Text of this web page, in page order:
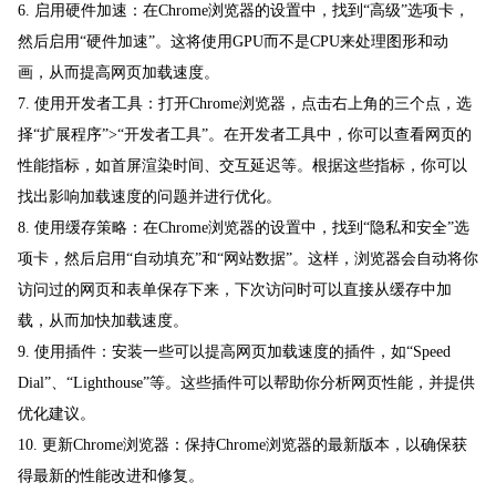
6. 启用硬件加速：在Chrome浏览器的设置中，找到“高级”选项卡，
然后启用“硬件加速”。这将使用GPU而不是CPU来处理图形和动
画，从而提高网页加载速度。
7. 使用开发者工具：打开Chrome浏览器，点击右上角的三个点，选
择“扩展程序”>“开发者工具”。在开发者工具中，你可以查看网页的
性能指标，如首屏渲染时间、交互延迟等。根据这些指标，你可以
找出影响加载速度的问题并进行优化。
8. 使用缓存策略：在Chrome浏览器的设置中，找到“隐私和安全”选
项卡，然后启用“自动填充”和“网站数据”。这样，浏览器会自动将你
访问过的网页和表单保存下来，下次访问时可以直接从缓存中加
载，从而加快加载速度。
9. 使用插件：安装一些可以提高网页加载速度的插件，如“Speed
Dial”、“Lighthouse”等。这些插件可以帮助你分析网页性能，并提供
优化建议。
10. 更新Chrome浏览器：保持Chrome浏览器的最新版本，以确保获
得最新的性能改进和修复。